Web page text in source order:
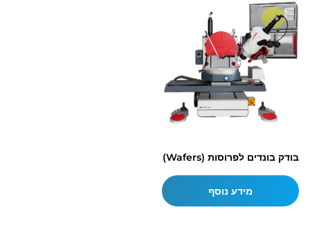
בודק בונדים לפרוסות (Wafers)
מידע נוסף